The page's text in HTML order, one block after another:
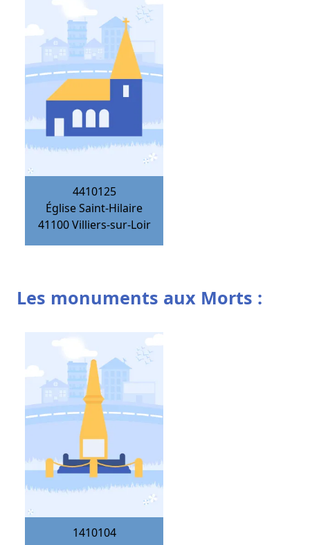
4410125
Église Saint-Hilaire
41100 Villiers-sur-Loir
Les monuments aux Morts :
1410104